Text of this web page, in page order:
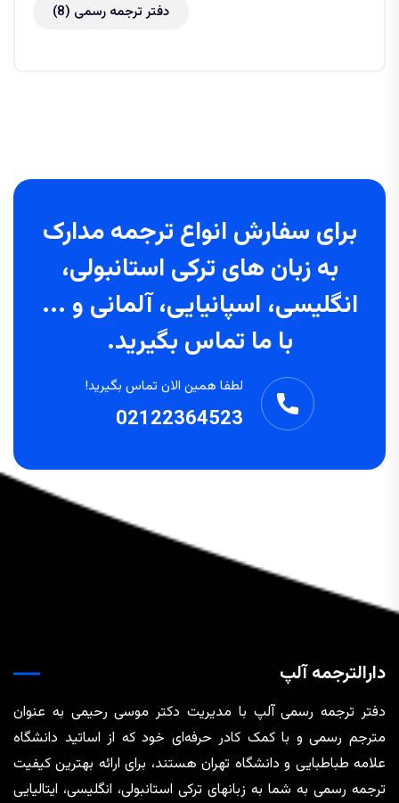
دفتر ترجمه رسمی (8)
برای سفارش انواع ترجمه مدارک
به زبان های ترکی استانبولی،
انگلیسی، اسپانیایی، آلمانی و ...
با ما تماس بگیرید.
لطفا همین الان تماس بگیرید!
02122364523
دارالترجمه آلپ
دفتر ترجمه رسمی آلپ با مدیریت دکتر موسی رحیمی به عنوان
مترجم رسمی و با کمک کادر حرفه‌ای خود که از اساتید دانشگاه
علامه طباطبایی و دانشگاه تهران هستند، برای ارائه بهترین کیفیت
ترجمه رسمی به شما به زبانهای ترکی استانبولی، انگلیسی، ایتالیایی